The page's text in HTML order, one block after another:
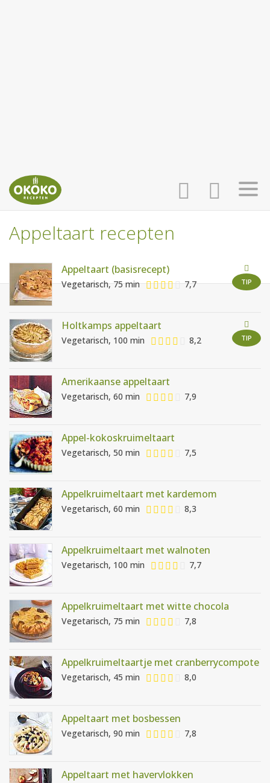
INLOGGEN
AANMELDEN
HOME
RECEPTEN
WEEKMENU'S
Appeltaart recepten
TIP
Appeltaart (basisrecept)
Vegetarisch, 75 min 7,7
TIP
Holtkamps appeltaart
Vegetarisch, 100 min 8,2
Amerikaanse appeltaart
Vegetarisch, 60 min 7,9
Appel-kokoskruimeltaart
Vegetarisch, 50 min 7,5
Appelkruimeltaart met kardemom
Vegetarisch, 60 min 8,3
Appelkruimeltaart met walnoten
Vegetarisch, 100 min 7,7
Appelkruimeltaart met witte chocola
Vegetarisch, 75 min 7,8
Appelkruimeltaartje met cranberrycompote
Vegetarisch, 45 min 8,0
Appeltaart met bosbessen
Vegetarisch, 90 min 7,8
Appeltaart met havervlokken